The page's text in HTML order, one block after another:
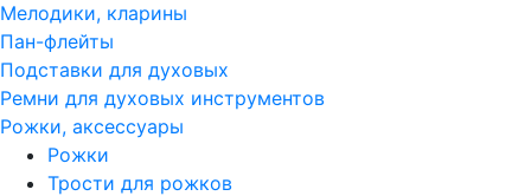
Мелодики, кларины
Пан-флейты
Подставки для духовых
Ремни для духовых инструментов
Рожки, аксессуары
Рожки
Трости для рожков